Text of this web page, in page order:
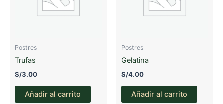
Postres
Trufas
S/3.00
Añadir al carrito
Postres
Gelatina
S/4.00
Añadir al carrito